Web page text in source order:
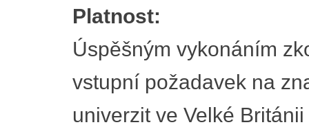
Platnost:
Úspěšným vykonáním
vstupní požadavek na
univerzit ve Velké